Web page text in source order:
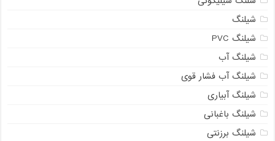
شیلنگ
شیلنگ PVC
شیلنگ آب
شیلنگ آب فشار قوی
شیلنگ آبیاری
شیلنگ باغبانی
شیلنگ برزنتی